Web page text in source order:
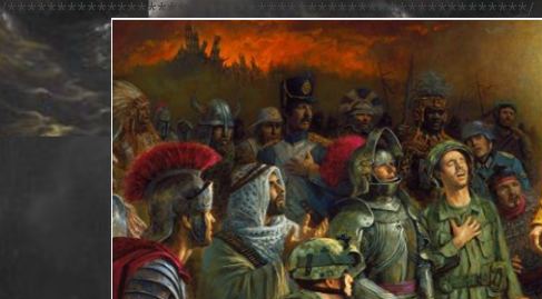
/****************************************************/